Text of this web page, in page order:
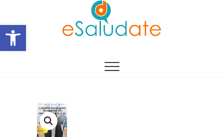
Abrir barra de herramientas
contenido